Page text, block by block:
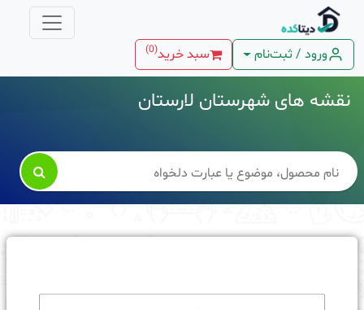
ورود / ثبت‌نام سبد خرید(
0
)
نقشه های شهرستان لارستان
